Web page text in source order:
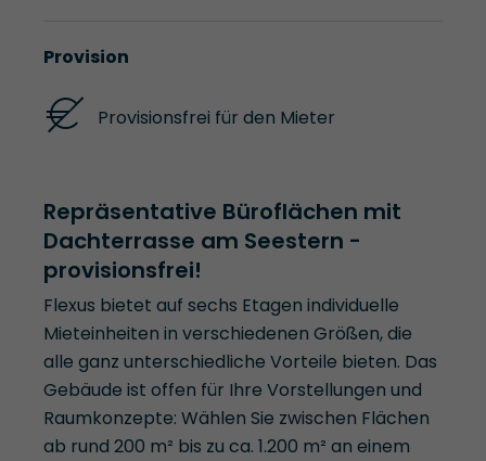
Provision
Provisionsfrei für den Mieter
Repräsentative Büroflächen mit
Dachterrasse am Seestern -
provisionsfrei!
Flexus bietet auf sechs Etagen individuelle
Mieteinheiten in verschiedenen Größen, die
alle ganz unterschiedliche Vorteile bieten. Das
Gebäude ist offen für Ihre Vorstellungen und
Raumkonzepte: Wählen Sie zwischen Flächen
ab rund 200 m² bis zu ca. 1.200 m² an einem